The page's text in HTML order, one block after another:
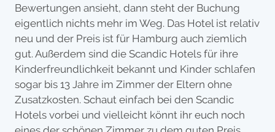
Bewertungen ansieht, dann steht der Buchung
eigentlich nichts mehr im Weg. Das Hotel ist relativ
neu und der Preis ist für Hamburg auch ziemlich
gut. Außerdem sind die Scandic Hotels für ihre
Kinderfreundlichkeit bekannt und Kinder schlafen
sogar bis 13 Jahre im Zimmer der Eltern ohne
Zusatzkosten. Schaut einfach bei den Scandic
Hotels vorbei und vielleicht könnt ihr euch noch